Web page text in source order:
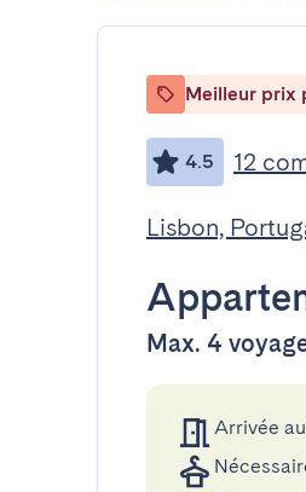
Meilleur prix
4.5 12
Lisbon,
Max. 4
Arrivée